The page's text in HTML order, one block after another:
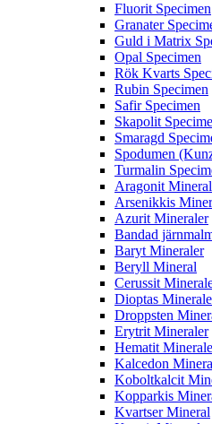
Fluorit Specimen
Granater
Guld i Matrix
Opal Specimen
Rök Kvarts
Rubin Specimen
Safir Specimen
Skapolit
Smaragd
Spodumen
Turmalin
Aragonit Mineral
Arsenikkis
Azurit Mineraler
Bandad
Baryt Mineraler
Beryll Mineral
Cerussit
Dioptas
Droppsten
Erytrit Mineraler
Hematit
Kalcedon
Koboltkalcit
Kopparkis
Kvartser Mineral